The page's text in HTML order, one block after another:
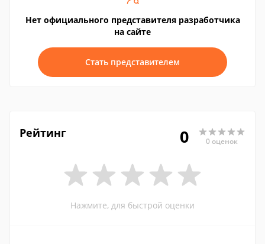
Нет официального представителя разработчика
на сайте
Стать представителем
Рейтинг 0 0 оценок
Нажмите, для быстрой оценки